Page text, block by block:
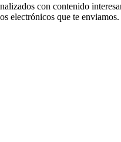
con contenido
electrónicos que te